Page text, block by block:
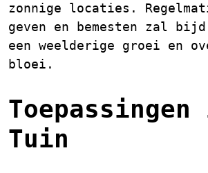
zonnige locaties.
geven en bemesten zal
een weelderige groei en
bloei.
Tuin